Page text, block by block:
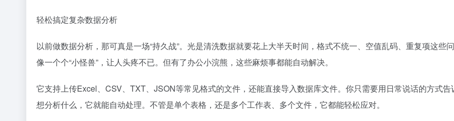
轻松搞定复杂数据分析
以前做数据分析，那可真是一场“持久战”。光是清洗数据就要花上大半天时间，格式不统一、空值乱码、重复项这些
像一个个“小怪兽”，让人头疼不已。但有了办公小浣熊，这些麻烦事都能自动解决。
它支持上传Excel、CSV、TXT、JSON等常见格式的文件，还能直接导入数据库文件。你只需要用日常说话的方式告
想分析什么，它就能自动处理。不管是单个表格，还是多个工作表、多个文件，它都能轻松应对。